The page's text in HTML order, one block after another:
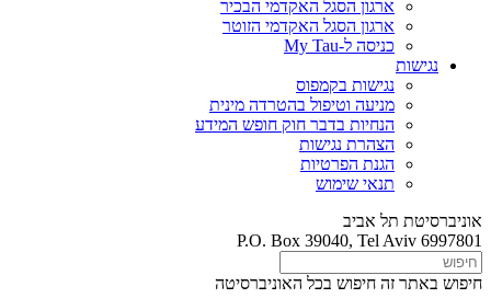
ארגון הסגל האקדמי הבכיר
ארגון הסגל האקדמי הזוטר
כניסה ל-My Tau
נגישות
נגישות בקמפוס
מניעה וטיפול בהטרדה מינית
הנחיות בדבר חוק חופש המידע
הצהרת נגישות
הגנת הפרטיות
תנאי שימוש
אוניברסיטת תל אביב
P.O. Box 39040, Tel Aviv 6997801
חיפוש באתר זה חיפוש בכל האוניברסיטה